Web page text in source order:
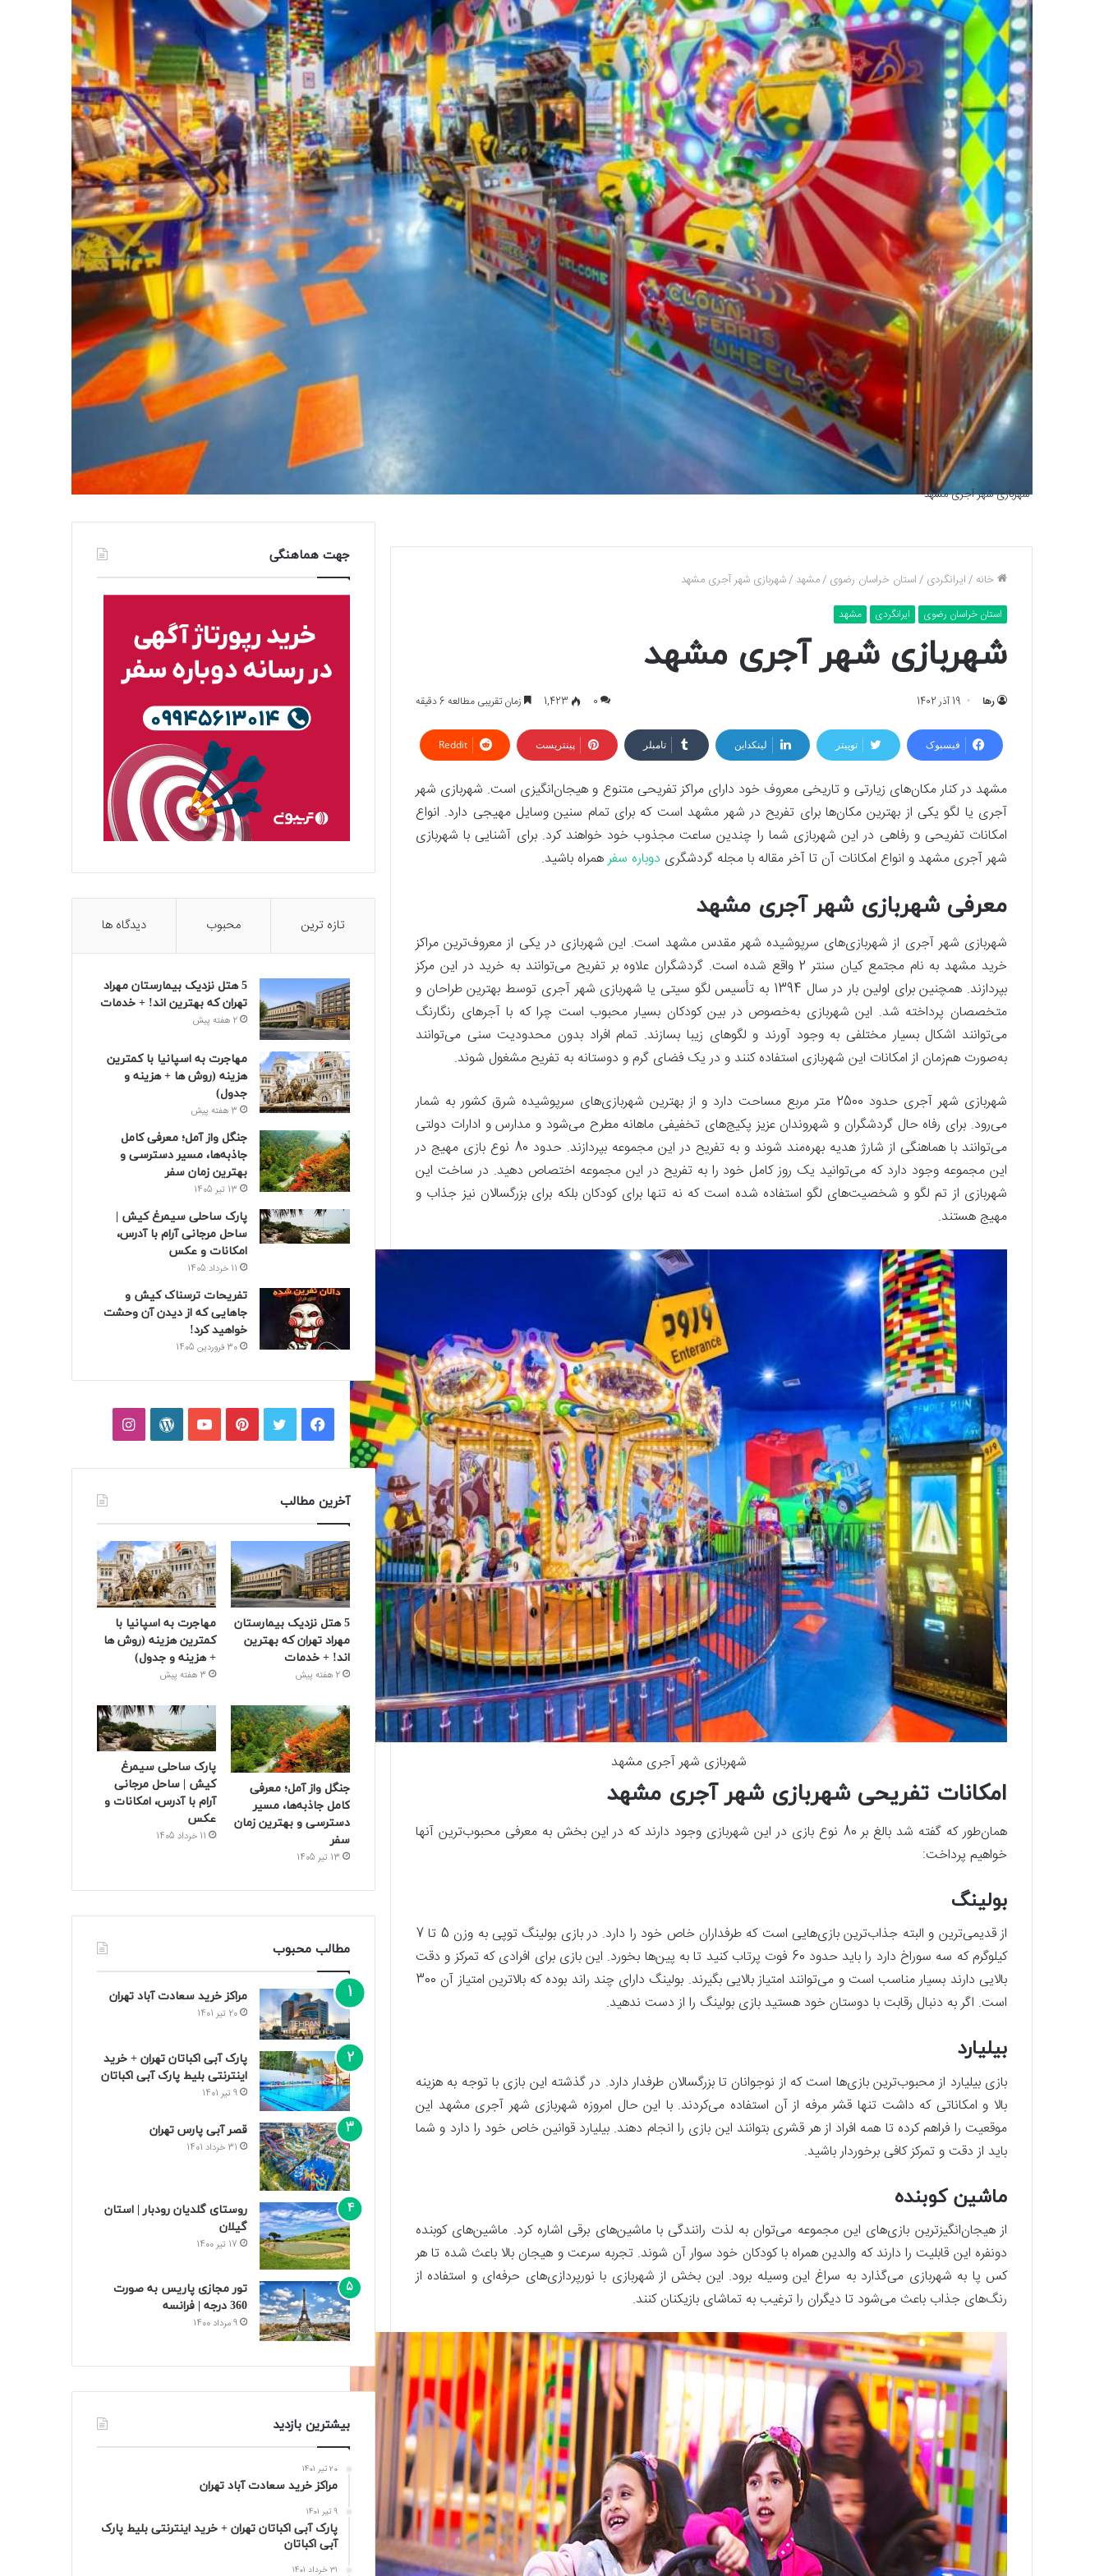
شهربازی شهر آجری مشهد
خانه /ایرانگردی /استان خراسان رضوی /مشهد /شهربازی شهر آجری مشهد
استان خراسان رضوی ایرانگردی مشهد
شهربازی شهر آجری مشهد
رها 19 آذر 1402 0
1,423 زمان تقریبی مطالعه 6 دقیقه
فیسبوک توییتر لینکداین تامبلر پینتریست Reddit
مشهد در کنار مکان‌های زیارتی و تاریخی معروف خود دارای مراکز تفریحی متنوع و هیجان‌انگیزی است. شهربازی شهر
آجری یا لگو یکی از بهترین مکان‌ها برای تفریح در شهر مشهد است که برای تمام سنین وسایل مهیجی دارد. انواع
امکانات تفریحی و رفاهی در این شهربازی شما را چندین ساعت مجذوب خود خواهند کرد. برای آشنایی با شهربازی
شهر آجری مشهد و انواع امکانات آن تا آخر مقاله با مجله گردشگری دوباره سفرهمراه باشید.
معرفی شهربازی شهر آجری مشهد
شهربازی شهر آجری از شهربازی‌های سرپوشیده شهر مقدس مشهد است. این شهربازی در یکی از معروف‌ترین مراکز
خرید مشهد به نام مجتمع کیان سنتر 2 واقع شده است. گردشگران علاوه بر تفریح می‌توانند به خرید در این مرکز
بپردازند. همچنین برای اولین بار در سال 1394 به تأسیس لگو سیتی یا شهربازی شهر آجری توسط بهترین طراحان و
متخصصان پرداخته شد. این شهربازی به‌خصوص در بین کودکان بسیار محبوب است چرا که با آجرهای رنگارنگ
می‌توانند اشکال بسیار مختلفی به وجود آورند و لگوهای زیبا بسازند. تمام افراد بدون محدودیت سنی می‌توانند
به‌صورت هم‌زمان از امکانات این شهربازی استفاده کنند و در یک فضای گرم و دوستانه به تفریح مشغول شوند.
شهربازی شهر آجری حدود 2500 متر مربع مساحت دارد و از بهترین شهربازی‌های سرپوشیده شرق کشور به شمار
می‌رود. برای رفاه حال گردشگران و شهروندان عزیز پکیج‌های تخفیفی ماهانه مطرح می‌شود و مدارس و ادارات دولتی
می‌توانند با هماهنگی از شارژ هدیه بهره‌مند شوند و به تفریح در این مجموعه بپردازند. حدود 80 نوع بازی مهیج در
این مجموعه وجود دارد که می‌توانید یک روز کامل خود را به تفریح در این مجموعه اختصاص دهید. در ساخت این
شهربازی از تم لگو و شخصیت‌های لگو استفاده شده است که نه تنها برای کودکان بلکه برای بزرگسالان نیز جذاب و
مهیج هستند.
شهربازی شهر آجری مشهد
امکانات تفریحی شهربازی شهر آجری مشهد
همان‌طور که گفته شد بالغ بر 80 نوع بازی در این شهربازی وجود دارند که در این بخش به معرفی محبوب‌ترین آنها
خواهیم پرداخت:
بولینگ
از قدیمی‌ترین و البته جذاب‌ترین بازی‌هایی است که طرفداران خاص خود را دارد. در بازی بولینگ توپی به وزن 5 تا 7
کیلوگرم که سه سوراخ دارد را باید حدود 60 فوت پرتاب کنید تا به پین‌ها بخورد. این بازی برای افرادی که تمرکز و دقت
بالایی دارند بسیار مناسب است و می‌توانند امتیاز بالایی بگیرند. بولینگ دارای چند راند بوده که بالاترین امتیاز آن 300
است. اگر به دنبال رقابت با دوستان خود هستید بازی بولینگ را از دست ندهید.
بیلیارد
بازی بیلیارد از محبوب‌ترین بازی‌ها است که از نوجوانان تا بزرگسالان طرفدار دارد. در گذشته این بازی با توجه به هزینه
بالا و امکاناتی که داشت تنها قشر مرفه از آن استفاده می‌کردند. با این حال امروزه شهربازی شهر آجری مشهد این
موقعیت را فراهم کرده تا همه افراد از هر قشری بتوانند این بازی را انجام دهند. بیلیارد قوانین خاص خود را دارد و شما
باید از دقت و تمرکز کافی برخوردار باشید.
ماشین کوبنده
از هیجان‌انگیزترین بازی‌های این مجموعه می‌توان به لذت رانندگی با ماشین‌های برقی اشاره کرد. ماشین‌های کوبنده
دونفره این قابلیت را دارند که والدین همراه با کودکان خود سوار آن شوند. تجربه سرعت و هیجان بالا باعث شده تا هر
کس پا به شهربازی می‌گذارد به سراغ این وسیله برود. این بخش از شهربازی با نورپردازی‌های حرفه‌ای و استفاده از
رنگ‌های جذاب باعث می‌شود تا دیگران را ترغیب به تماشای بازیکنان کنند.
جهت هماهنگی
تازه ترین محبوب دیدگاه ها
5 هتل نزدیک بیمارستان مهراد
تهران که بهترین‌ اند! + خدمات
2 هفته پیش
مهاجرت به اسپانیا با کمترین
هزینه (روش ها + هزینه و
جدول)
3 هفته پیش
جنگل واز آمل؛ معرفی کامل
جاذبه‌ها، مسیر دسترسی و
بهترین زمان سفر
13 تیر 1405
پارک ساحلی سیمرغ کیش |
ساحل مرجانی آرام با آدرس،
امکانات و عکس
11 خرداد 1405
تفریحات ترسناک کیش و
جاهایی که از دیدن آن وحشت
خواهید کرد!
30 فروردین 1405
فیسبوکتوییترپینتریستیوتیوبوردپرساینستاگرام
آخرین مطالب
5 هتل نزدیک بیمارستان
مهراد تهران که بهترین‌
اند! + خدمات
2 هفته پیش
مهاجرت به اسپانیا با
کمترین هزینه (روش ها
+ هزینه و جدول)
3 هفته پیش
جنگل واز آمل؛ معرفی
کامل جاذبه‌ها، مسیر
دسترسی و بهترین زمان
سفر
13 تیر 1405
پارک ساحلی سیمرغ
کیش | ساحل مرجانی
آرام با آدرس، امکانات و
عکس
11 خرداد 1405
مطالب محبوب
مراکز خرید سعادت‌ آباد تهران
20 تیر 1401
پارک آبی اکباتان تهران + خرید
اینترنتی بلیط پارک آبی اکباتان
9 تیر 1401
قصر آبی پارس تهران
31 خرداد 1401
روستای گلدیان رودبار | استان
گیلان
17 تیر 1400
تور مجازی پاریس به صورت
360 درجه | فرانسه
9 مرداد 1400
بیشترین بازدید
20 تیر 1401
مراکز خرید سعادت‌ آباد تهران
9 تیر 1401
پارک آبی اکباتان تهران + خرید اینترنتی بلیط پارک
آبی اکباتان
31 خرداد 1401